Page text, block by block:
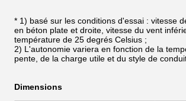
* 1) basé sur les conditions d'essai : vitesse
en béton plate et droite, vitesse du vent
température de 25 degrés Celsius ;
2) L'autonomie variera en fonction de la
pente, de la charge utile et du style de
Dimensions